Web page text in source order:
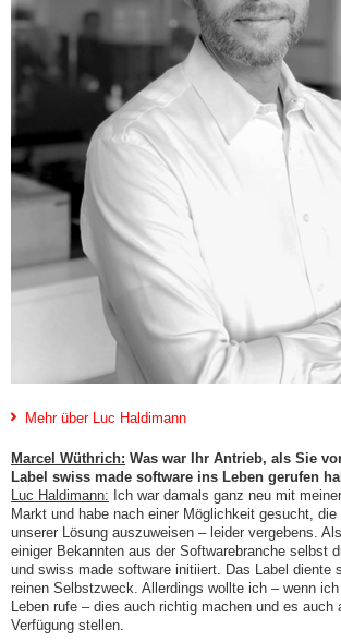
Mehr über Luc Haldimann
Marcel Wüthrich: Was war Ihr Antrieb, als Sie
Label swiss made software ins Leben gerufen
Luc Haldimann: Ich war damals ganz neu mit
Markt und habe nach einer Möglichkeit gesucht,
unserer Lösung auszuweisen – leider vergebens.
einiger Bekannten aus der Softwarebranche selbst
und swiss made software initiiert. Das Label diente
reinen Selbstzweck. Allerdings wollte ich – wenn
Leben rufe – dies auch richtig machen und es auch
Verfügung stellen.